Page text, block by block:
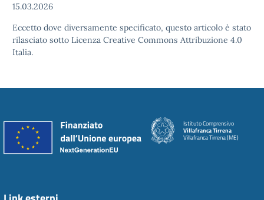
15.03.2026
Eccetto dove diversamente specificato, questo articolo è stato
rilasciato sotto Licenza Creative Commons Attribuzione 4.0
Italia.
Istituto Comprensivo
Villafranca Tirrena
Villafranca Tirrena (ME)